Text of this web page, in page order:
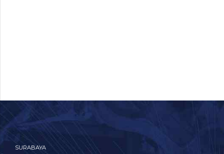
augue velit cursus
SURABAYA